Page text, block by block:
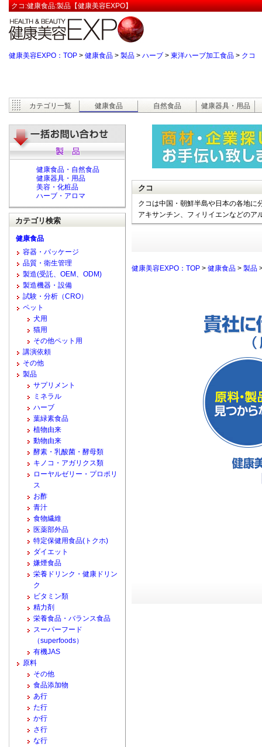
クコ:健康食品:製品【健康美容EXPO】
健康美容EXPO：TOP > 健康食品 > 製品 > ハーブ > 東洋ハーブ加工食品 > クコ
カテゴリ一覧 健康食品 自然食品 健康器具・用品
クコ
クコは中国・朝鮮半島や日本の各地に
アキサンチン、フィリイエンなどのア
健康美容EXPO：TOP > 健康食品 > 製品
健康食品・自然食品
健康器具・用品
美容・化粧品
ハーブ・アロマ
カテゴリ検索
健康食品
容器・パッケージ
品質・衛生管理
製造(受託、OEM、ODM)
製造機器・設備
試験・分析（CRO）
ペット
犬用
猫用
その他ペット用
講演依頼
その他
製品
サプリメント
ミネラル
ハーブ
葉緑素食品
植物由来
動物由来
酵素・乳酸菌・酵母類
キノコ・アガリクス類
ローヤルゼリー・プロポリ
ス
お酢
青汁
食物繊維
医薬部外品
特定保健用食品(トクホ)
ダイエット
嫌煙食品
栄養ドリンク・健康ドリン
ク
ビタミン類
精力剤
栄養食品・バランス食品
スーパーフード
（superfoods）
有機JAS
原料
その他
食品添加物
あ行
た行
か行
さ行
な行